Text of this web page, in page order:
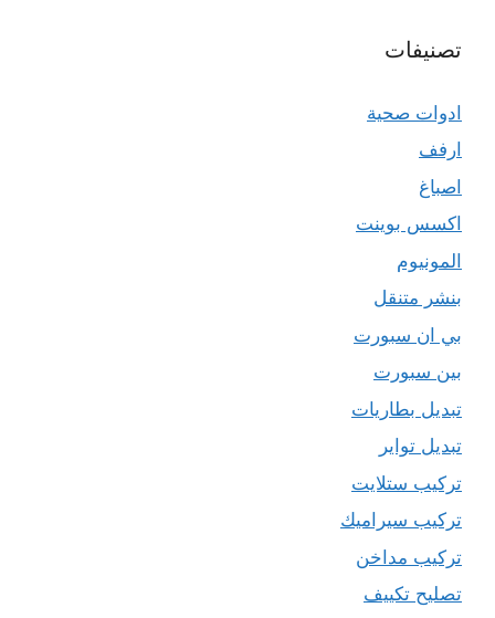
تصنيفات
ادوات صحية
ارفف
اصباغ
اكسس بوينت
المونيوم
بنشر متنقل
بي ان سبورت
بين سبورت
تبديل بطاريات
تبديل تواير
تركيب ستلايت
تركيب سيراميك
تركيب مداخن
تصليح تكييف